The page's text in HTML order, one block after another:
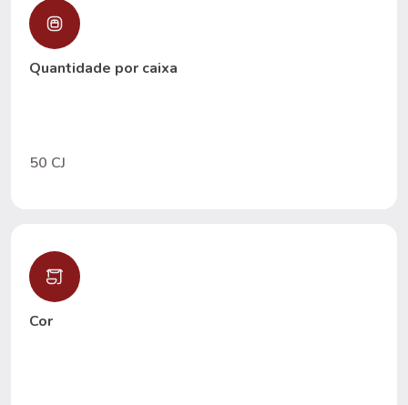
Quantidade por caixa
50 CJ
Cor